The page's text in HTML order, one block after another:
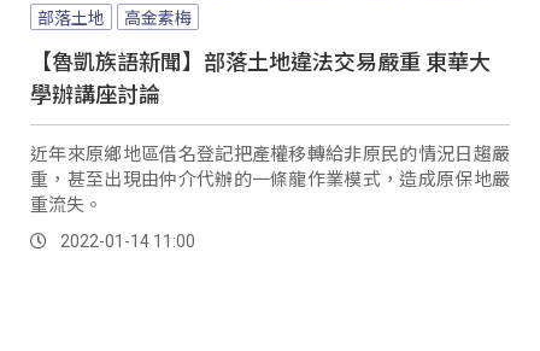
部落土地
高金素梅
【魯凱族語新聞】部落土地違法交易嚴重 東華大
學辦講座討論
近年來原鄉地區借名登記把產權移轉給非原民的情況日趨嚴
重，甚至出現由仲介代辦的一條龍作業模式，造成原保地嚴
重流失。
2022-01-14 11:00